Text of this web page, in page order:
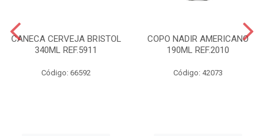
CANECA CERVEJA BRISTOL
340ML REF.5911
Código: 66592
COPO NADIR AMERICANO
190ML REF.2010
Código: 42073